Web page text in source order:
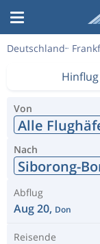
Deutschland
Hinflug
Von
Alle
Nach
Siborong-
Abflug
Aug 20, Don
Reisende